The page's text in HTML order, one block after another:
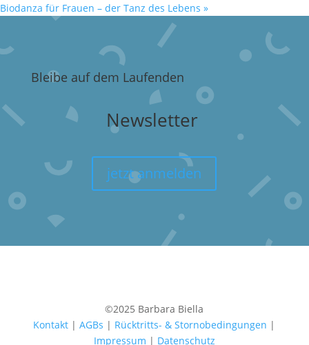
Biodanza für Frauen – der Tanz des Lebens »
Bleibe auf dem Laufenden
Newsletter
jetzt anmelden
©2025 Barbara Biella
Kontakt |AGBs | Rücktritts- & Stornobedingungen |
Impressum | Datenschutz